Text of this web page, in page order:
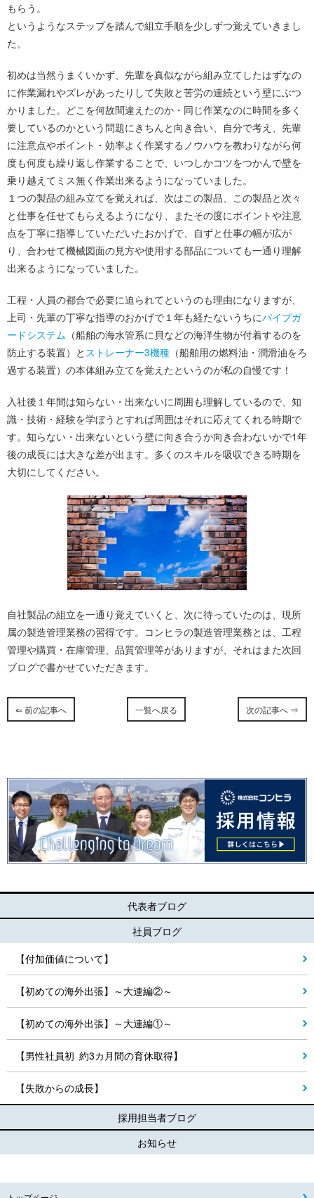
もらう。
というようなステップを踏んで組立手順を少しずつ覚えていきまし
た。
初めは当然うまくいかず、先輩を真似ながら組み立てしたはずなの
に作業漏れやズレがあったりして失敗と苦労の連続という壁にぶつ
かりました。どこを何故間違えたのか・同じ作業なのに時間を多く
要しているのかという問題にきちんと向き合い、自分で考え、先輩
に注意点やポイント・効率よく作業するノウハウを教わりながら何
度も何度も繰り返し作業することで、いつしかコツをつかんで壁を
乗り越えてミス無く作業出来るようになっていました。
１つの製品の組み立てを覚えれば、次はこの製品、この製品と次々
と仕事を任せてもらえるようになり、またその度にポイントや注意
点を丁寧に指導していただいたおかげで、自ずと仕事の幅が広が
り、合わせて機械図面の見方や使用する部品についても一通り理解
出来るようになっていました。
工程・人員の都合で必要に迫られてというのも理由になりますが、
上司・先輩の丁寧な指導のおかげで１年も経たないうちにパイプガ
ードシステム （船舶の海水管系に貝などの海洋生物が付着するのを
防止する装置）と ストレーナー3機種 （船舶用の燃料油・潤滑油をろ
過する装置）の本体組み立てを覚えたというのが私の自慢です！
入社後１年間は知らない・出来ないに周囲も理解しているので、知
識・技術・経験を学ぼうとすれば周囲はそれに応えてくれる時期で
す。知らない・出来ないという壁に向き合うか向き合わないかで1年
後の成長には大きな差が出ます。多くのスキルを吸収できる時期を
大切にしてください。
自社製品の組立を一通り覚えていくと、次に待っていたのは、現所
属の製造管理業務の習得です。コンヒラの製造管理業務とは、工程
管理や購買・在庫管理、品質管理等がありますが、それはまた次回
ブログで書かせていただきます。
⇐ 前の記事へ 一覧へ戻る 次の記事へ ⇒
代表者ブログ
社員ブログ
【付加価値について】
【初めての海外出張】～大連編②～
【初めての海外出張】～大連編①～
【男性社員初 約3カ月間の育休取得】
【失敗からの成長】
採用担当者ブログ
お知らせ